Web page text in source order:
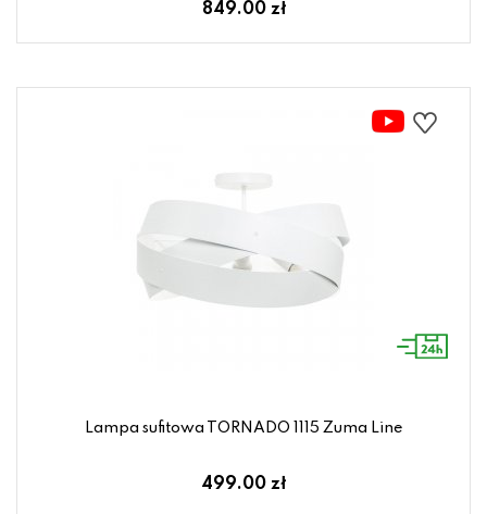
849.00 zł
Lampa sufitowa TORNADO 1115 Zuma Line
499.00 zł